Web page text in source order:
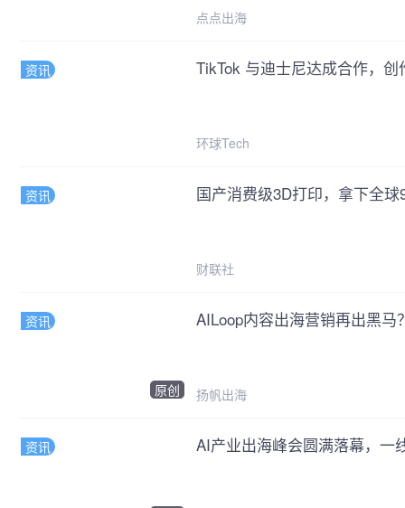
点点出海
资讯 TikTok 与迪士尼达成合作，
环球Tech
资讯 国产消费级3D打印，拿下全球
财联社
资讯
原创
AILoop内容出海营销再出黑
扬帆出海
资讯 AI产业出海峰会圆满落幕，一